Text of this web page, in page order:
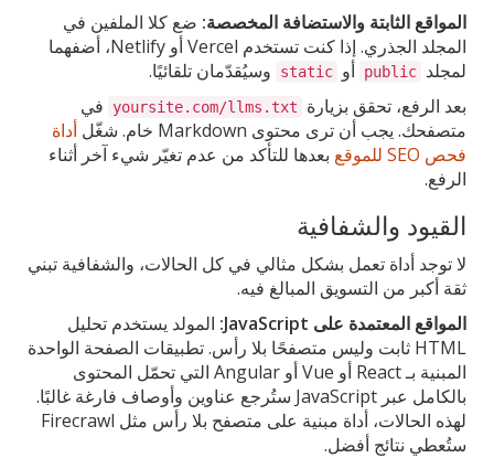
المواقع الثابتة والاستضافة المخصصة: ضع كلا الملفين في
المجلد الجذري. إذا كنت تستخدم Vercel أو Netlify، أضفهما
لمجلد public أو static
وسيُقدّمان تلقائيًا.
بعد الرفع، تحقق بزيارة
yoursite.com/llms.txt
في
متصفحك. يجب أن ترى محتوى Markdown خام. شغّل
أداة
فحص SEO للموقع
بعدها للتأكد من عدم تغيّر شيء آخر أثناء
الرفع.
القيود والشفافية
لا توجد أداة تعمل بشكل مثالي في كل الحالات، والشفافية تبني
ثقة أكبر من التسويق المبالغ فيه.
المواقع المعتمدة على JavaScript:
المولد يستخدم تحليل
HTML ثابت وليس متصفحًا بلا رأس. تطبيقات الصفحة الواحدة
المبنية بـ React أو Vue أو Angular التي تحمّل المحتوى
بالكامل عبر JavaScript ستُرجع عناوين وأوصاف فارغة غالبًا.
لهذه الحالات، أداة مبنية على متصفح بلا رأس مثل Firecrawl
ستُعطي نتائج أفضل.